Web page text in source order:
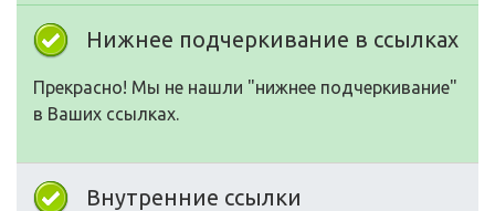
Нижнее подчеркивание в ссылках
Прекрасно! Мы не нашли "нижнее подчеркивание"
в Ваших ссылках.
Внутренние ссылки